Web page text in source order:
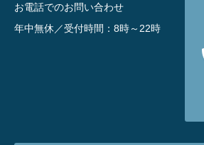
お電話でのお問い合わせ
年中無休／受付時間：8時～22時